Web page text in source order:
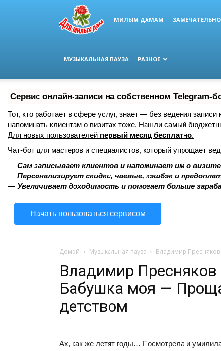
МИЛЫМ ДАМАМ
МУЗЫКАЛЬНАЯ ПАУЗА РАЗНОЕ
Сервис онлайн-записи на собственном Telegram-
Тот, кто работает в сфере услуг, знает — без ведения
напоминать клиентам о визитах тоже. Нашли самый
Для новых пользователей первый месяц бесплатно.
Чат-бот для мастеров и специалистов, который упрощает
— Сам записывает клиентов и напоминает им о
— Персонализирует скидки, чаевые, кэшбэк и
— Увеличивает доходимость и помогает больше
Начать пользоваться сервисом
Домой Музыкальная пауза Владимир
Владимир
Бабушка моя —
детством
Ах, как же летят годы… Посмотрела и